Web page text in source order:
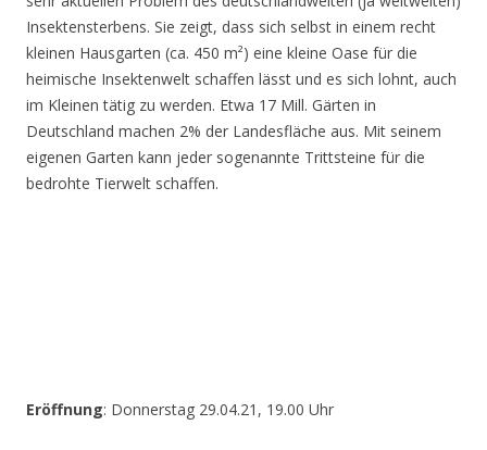
Insektensterbens. Sie zeigt, dass sich selbst in einem recht
kleinen Hausgarten (ca. 450 m²) eine kleine Oase für die
heimische Insektenwelt schaffen lässt und es sich lohnt, auch
im Kleinen tätig zu werden. Etwa 17 Mill. Gärten in
Deutschland machen 2% der Landesfläche aus. Mit seinem
eigenen Garten kann jeder sogenannte Trittsteine für die
bedrohte Tierwelt schaffen.
Eröffnung: Donnerstag 29.04.21, 19.00 Uhr